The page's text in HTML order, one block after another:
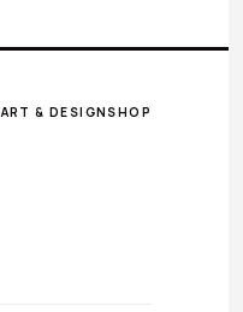
ART & DESIGNSHOP